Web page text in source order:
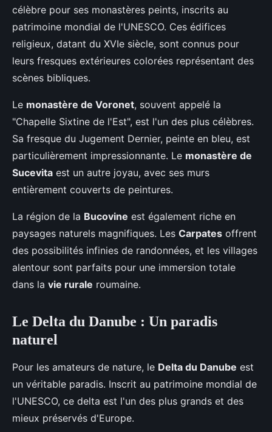
célèbre pour ses monastères peints, inscrits au
patrimoine mondial de l'UNESCO. Ces édifices
religieux, datant du XVIe siècle, sont connus pour
leurs fresques extérieures colorées représentant des
scènes bibliques.
Le monastère de Voronet, souvent appelé la
"Chapelle Sixtine de l'Est", est l'un des plus célèbres.
Sa fresque du Jugement Dernier, peinte en bleu, est
particulièrement impressionnante. Le monastère de
Sucevita est un autre joyau, avec ses murs
entièrement couverts de peintures.
La région de la Bucovine est également riche en
paysages naturels magnifiques. Les Carpates offrent
des possibilités infinies de randonnées, et les villages
alentour sont parfaits pour une immersion totale
dans la vie rurale roumaine.
Le Delta du Danube : Un paradis
naturel
Pour les amateurs de nature, le Delta du Danube est
un véritable paradis. Inscrit au patrimoine mondial de
l'UNESCO, ce delta est l'un des plus grands et des
mieux préservés d'Europe.